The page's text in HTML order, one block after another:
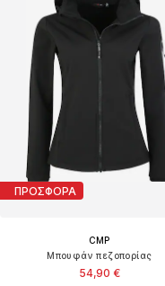
ΠΡΟΣΦΟΡΑ
CMP
Μπουφάν πεζοπορίας
54,90 €